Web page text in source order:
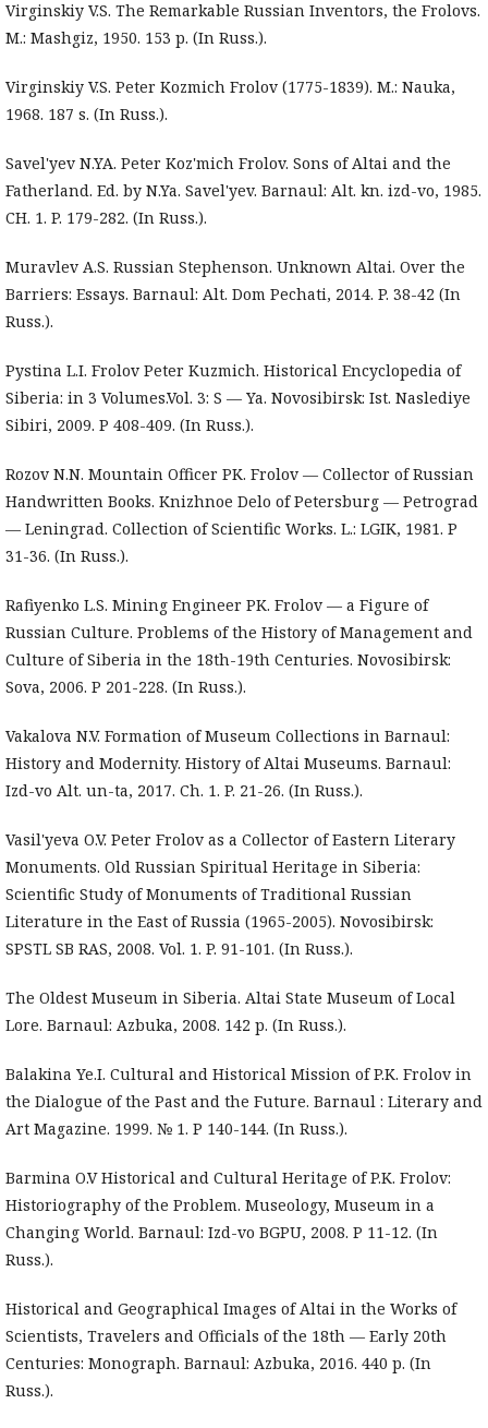
Virginskiy V.S. The Remarkable Russian Inventors, the Frolovs.
M.: Mashgiz, 1950. 153 p. (In Russ.).
Virginskiy V.S. Peter Kozmich Frolov (1775-1839). M.: Nauka,
1968. 187 s. (In Russ.).
Savel'yev N.YA. Peter Koz'mich Frolov. Sons of Altai and the
Fatherland. Ed. by N.Ya. Savel'yev. Barnaul: Alt. kn. izd-vo, 1985.
CH. 1. P. 179-282. (In Russ.).
Muravlev A.S. Russian Stephenson. Unknown Altai. Over the
Barriers: Essays. Barnaul: Alt. Dom Pechati, 2014. P. 38-42 (In
Russ.).
Pystina L.I. Frolov Peter Kuzmich. Historical Encyclopedia of
Siberia: in 3 Volumes.Vol. 3: S — Ya. Novosibirsk: Ist. Naslediye
Sibiri, 2009. P 408-409. (In Russ.).
Rozov N.N. Mountain Officer PK. Frolov — Collector of Russian
Handwritten Books. Knizhnoe Delo of Petersburg — Petrograd
— Leningrad. Collection of Scientific Works. L.: LGIK, 1981. P
31-36. (In Russ.).
Rafiyenko L.S. Mining Engineer PK. Frolov — a Figure of
Russian Culture. Problems of the History of Management and
Culture of Siberia in the 18th-19th Centuries. Novosibirsk:
Sova, 2006. P 201-228. (In Russ.).
Vakalova N.V. Formation of Museum Collections in Barnaul:
History and Modernity. History of Altai Museums. Barnaul:
Izd-vo Alt. un-ta, 2017. Ch. 1. P. 21-26. (In Russ.).
Vasil'yeva O.V. Peter Frolov as a Collector of Eastern Literary
Monuments. Old Russian Spiritual Heritage in Siberia:
Scientific Study of Monuments of Traditional Russian
Literature in the East of Russia (1965-2005). Novosibirsk:
SPSTL SB RAS, 2008. Vol. 1. P. 91-101. (In Russ.).
The Oldest Museum in Siberia. Altai State Museum of Local
Lore. Barnaul: Azbuka, 2008. 142 p. (In Russ.).
Balakina Ye.I. Cultural and Historical Mission of P.K. Frolov in
the Dialogue of the Past and the Future. Barnaul : Literary and
Art Magazine. 1999. № 1. P 140-144. (In Russ.).
Barmina O.V Historical and Cultural Heritage of P.K. Frolov:
Historiography of the Problem. Museology, Museum in a
Changing World. Barnaul: Izd-vo BGPU, 2008. P 11-12. (In
Russ.).
Historical and Geographical Images of Altai in the Works of
Scientists, Travelers and Officials of the 18th — Early 20th
Centuries: Monograph. Barnaul: Azbuka, 2016. 440 p. (In
Russ.).